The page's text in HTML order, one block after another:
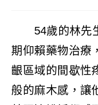
54歲的林先生
期仰賴藥物治療
齦區域的間歇性
般的麻木感，讓